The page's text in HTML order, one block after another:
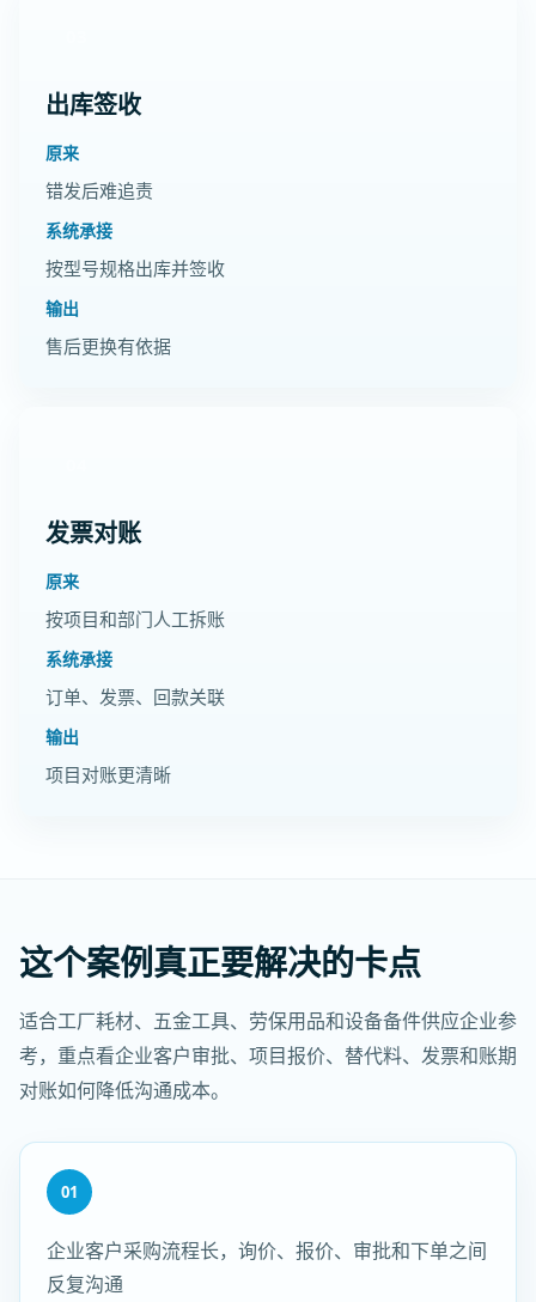
出库签收
原来
错发后难追责
系统承接
按型号规格出库并签收
输出
售后更换有依据
发票对账
原来
按项目和部门人工拆账
系统承接
订单、发票、回款关联
输出
项目对账更清晰
这个案例真正要解决的卡点
适合工厂耗材、五金工具、劳保用品和设备备件供应企业参
考，重点看企业客户审批、项目报价、替代料、发票和账期
对账如何降低沟通成本。
01
企业客户采购流程长，询价、报价、审批和下单之间
反复沟通